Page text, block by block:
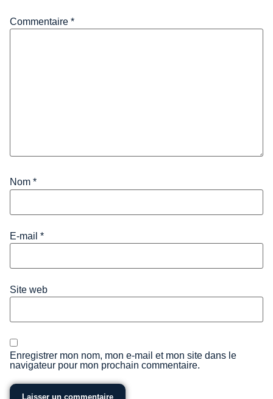
Commentaire *
Nom *
E-mail *
Site web
Enregistrer mon nom, mon e-mail et mon site dans le
navigateur pour mon prochain commentaire.